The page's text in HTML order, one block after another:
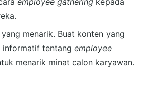
menarik. Buat konten yang
informatif tentang employee
menarik minat calon karyawan.